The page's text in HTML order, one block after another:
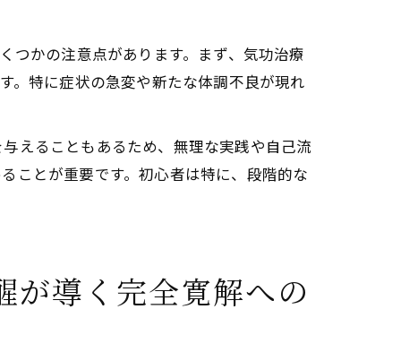
つかの注意点があります。まず、気功治療
。特に症状の急変や新たな体調不良が現れ
えることもあるため、無理な実践や自己流
ことが重要です。初心者は特に、段階的な
が導く完全寛解への